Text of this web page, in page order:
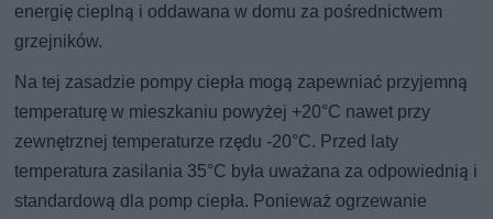
energię cieplną i oddawana w domu za pośrednictwem
grzejników.
Na tej zasadzie pompy ciepła mogą zapewniać przyjemną
temperaturę w mieszkaniu powyżej +20°C nawet przy
zewnętrznej temperaturze rzędu -20°C. Przed laty
temperatura zasilania 35°C była uważana za odpowiednią i
standardową dla pomp ciepła. Ponieważ ogrzewanie